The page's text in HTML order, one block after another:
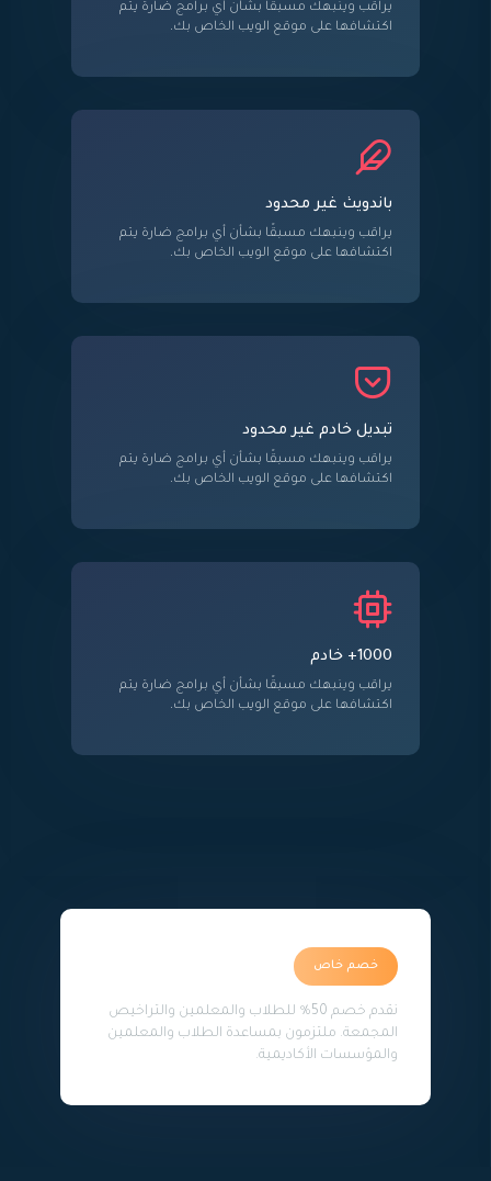
يراقب وينبهك مسبقًا بشأن أي برامج ضارة يتم
اكتشافها على موقع الويب الخاص بك.
باندويث غير محدود
يراقب وينبهك مسبقًا بشأن أي برامج ضارة يتم
اكتشافها على موقع الويب الخاص بك.
تبديل خادم غير محدود
يراقب وينبهك مسبقًا بشأن أي برامج ضارة يتم
اكتشافها على موقع الويب الخاص بك.
1000+ خادم
يراقب وينبهك مسبقًا بشأن أي برامج ضارة يتم
اكتشافها على موقع الويب الخاص بك.
خصم خاص
نقدم خصم 50٪ للطلاب والمعلمين والتراخيص
المجمعة. ملتزمون بمساعدة الطلاب والمعلمين
والمؤسسات الأكاديمية.